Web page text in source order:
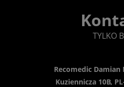
TYLKO
Recomedic Damian
Kuziennicza 10B,